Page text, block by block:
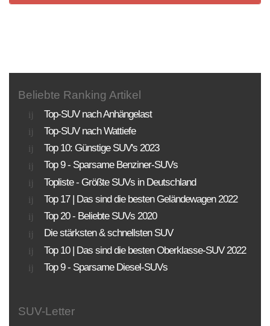
Sortierung aller aktuell im deutschem Handel
KLASSEN MOTORISIERUNG
PREISE
Sortierung SUV Datenbank
Die Sortierungsmöglichkeit umfasst alle SUV-
Modelle und Generationen!
BAUJAHR LAND MARKE
Beliebte Ranking Artikel
Top-SUV nach Anhängelast
Top-SUV nach Wattiefe
Top 10: Günstige SUV's 2023
Top 9 - Sparsame Benziner-SUVs
Topliste - Größte SUVs in Deutschland
Top 17 | Das sind die besten Geländewagen 2022
Top 20 - Beliebte SUVs 2020
Die stärksten & schnellsten SUV
Top 10 | Das sind die besten Oberklasse-SUV 2022
Top 9 - Sparsame Diesel-SUVs
SUV-Letter